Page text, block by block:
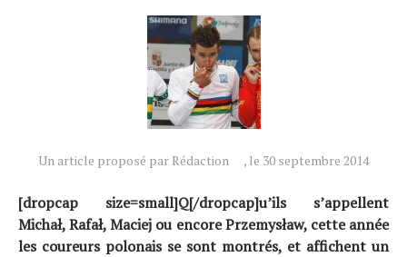
Un article proposé par Rédaction , le 30 septembre 2014
[dropcap size=small]Q[/dropcap]u’ils s’appellent
Michał, Rafał, Maciej ou encore Przemysław, cette année
les coureurs polonais se sont montrés, et affichent un
Technologies
Tests de produits